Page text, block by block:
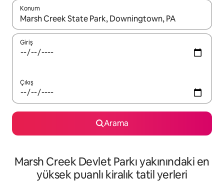
Konum
Sonuçlar kullanılabilir olduğunda yukarı ve aşağı oklarıyla
Giriş
Çıkış
Arama
Marsh Creek Devlet Parkı yakınındaki en
yüksek puanlı kiralık tatil yerleri